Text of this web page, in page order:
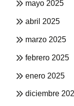
mayo 2025
abril 2025
marzo 2025
febrero 2025
enero 2025
diciembre